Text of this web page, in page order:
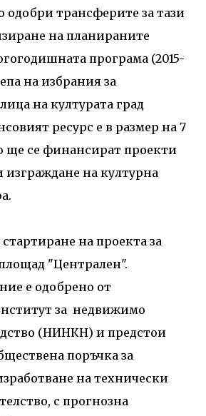
одобри трансферите за тази
на планираните
програма (2015-
на избрания за
на културата град
ресурс е в размер на 7
ще се финансират проекти
изграждане на културна
стартиране на проекта за
"Централен".
е одобрено от
за недвижимо
(НИНКН) и предстои
поръчка за
на технически
с прогнозна